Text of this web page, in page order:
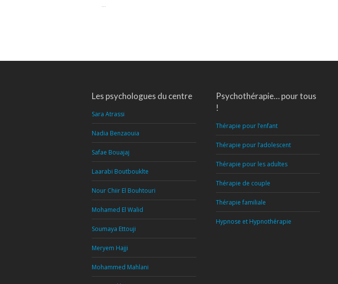
...
Les psychologues du centre
Sara Atrassi
Nadia Benzaouia
Safae Bouajaj
Laarabi Boutbouklte
Nour Chiir El Bouhtouri
Mohamed El Walid
Soumaya Ettouji
Meryem Hajji
Mohammed Mahlani
Psychothérapie… pour tous
!
Thérapie pour l’enfant
Thérapie pour l’adolescent
Thérapie pour les adultes
Thérapie de couple
Thérapie familiale
Hypnose et Hypnothérapie